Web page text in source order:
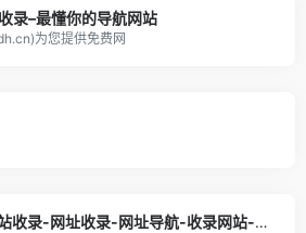
录–最懂你的导航网站
为您提供免费网
888导航网-网站收录-网址收录-网址导航-收录网站-自助广告系统